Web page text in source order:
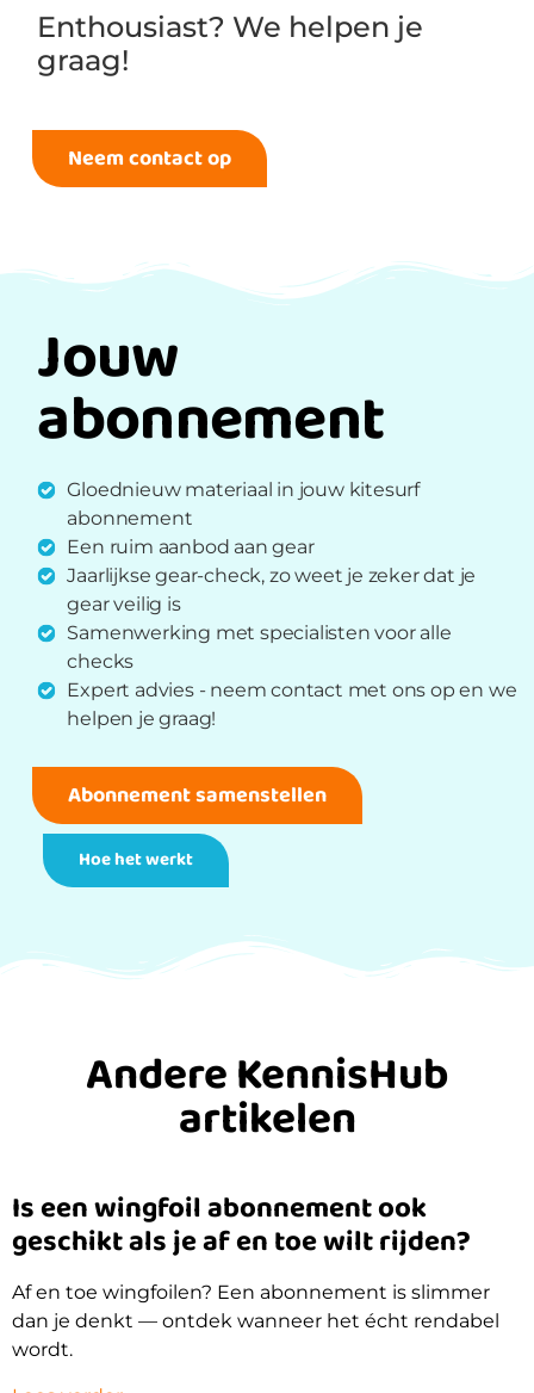
Enthousiast? We helpen je
graag!
Neem contact op
Jouw
abonnement
Gloednieuw materiaal in jouw kitesurf
abonnement
Een ruim aanbod aan gear
Jaarlijkse gear-check, zo weet je zeker dat je
gear veilig is
Samenwerking met specialisten voor alle
checks
Expert advies - neem contact met ons op en we
helpen je graag!
Abonnement samenstellen
Hoe het werkt
Andere KennisHub
artikelen
Is een wingfoil abonnement ook
geschikt als je af en toe wilt rijden?
Af en toe wingfoilen? Een abonnement is slimmer
dan je denkt — ontdek wanneer het écht rendabel
wordt.